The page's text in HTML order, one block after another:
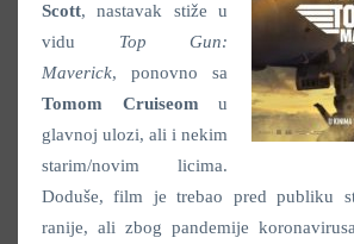
Scott, nastavak stiže u
vidu Top Gun:
Maverick, ponovno sa
Tomom Cruiseom u
glavnoj ulozi, ali i nekim
starim/novim licima.
Doduše, film je trebao pred publiku
ranije, ali zbog pandemije